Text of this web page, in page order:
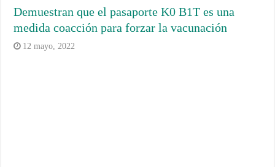
Demuestran que el pasaporte K0 B1T es una
medida coacción para forzar la vacunación
12 mayo, 2022